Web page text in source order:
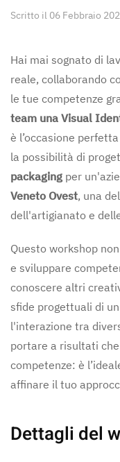
Scritto il 06 Febbraio
Hai mai sognato di
reale, collaborando
le tue competenze
team una Visual
è l’occasione
la possibilità di
packaging per
Veneto Ovest, una
dell'artigianato e
Questo workshop
e sviluppare
conoscere altri
sfide progettuali di
l'interazione tra
portare a risultati
competenze: è
affinare il tuo
Dettagli del